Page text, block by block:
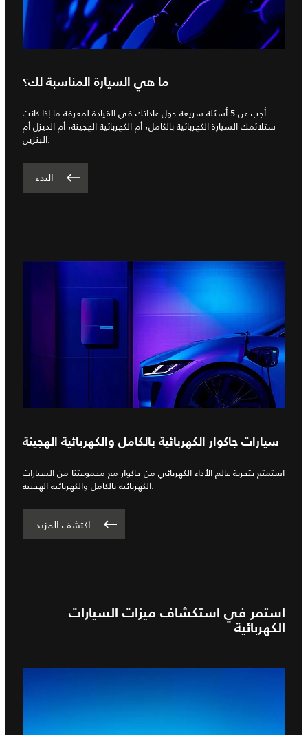
ما هي السيارة المناسبة لك؟
أجب عن 5 أسئلة سريعة حول عاداتك في القيادة لمعرفة ما إذا كانت
ستلائمك السيارة الكهربائية بالكامل، أم الكهربائية الهجينة، أم الديزل أم
البنزين.
البدء
سيارات جاكوار الكهربائية بالكامل والكهربائية الهجينة
استمتع بتجربة عالم الأداء الكهربائي من جاكوار مع مجموعتنا من السيارات
الكهربائية بالكامل والكهربائية الهجينة.
اكتشف المزيد
استمر في استكشاف ميزات السيارات
الكهربائية